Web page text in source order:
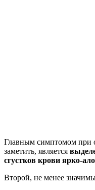
Главным симптомом при
заметить, является
сгустков крови ярко-
Второй, не менее